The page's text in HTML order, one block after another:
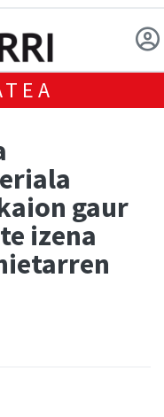
gaur
izena